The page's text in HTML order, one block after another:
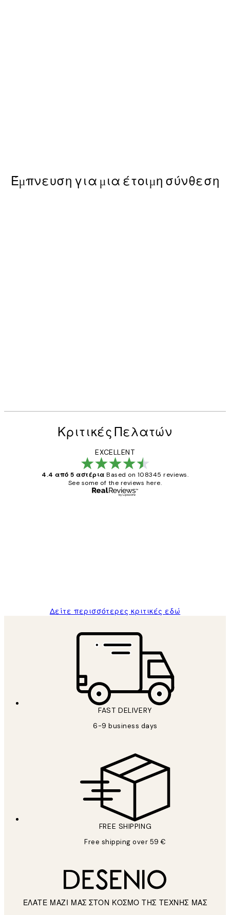
Έμπνευση για μια έτοιμη σύνθεση
Κριτικές Πελατών
EXCELLENT
4.4 από 5 αστέρια Based on 108345 reviews.
See some of the reviews here.
Δείτε περισσότερες κριτικές εδώ
FAST DELIVERY
6-9 business days
FREE SHIPPING
Free shipping over 59 €
ΕΛΑΤΕ ΜΑΖΙ ΜΑΣ ΣΤΟΝ ΚΟΣΜΟ ΤΗΣ ΤΕΧΝΗΣ ΜΑΣ